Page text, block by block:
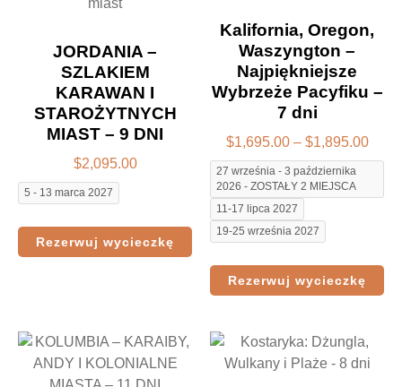
JORDANIA –
SZLAKIEM
KARAWAN I
STAROŻYTNYCH
MIAST – 9 DNI
$2,095.00
5 - 13 marca 2027
Rezerwuj wycieczkę
Kalifornia, Oregon,
Waszyngton –
Najpiękniejsze
Wybrzeże Pacyfiku –
7 dni
$1,695.00 – $1,895.00
27 września - 3 października
2026 - ZOSTAŁY 2 MIEJSCA
11-17 lipca 2027
19-25 września 2027
Rezerwuj wycieczkę